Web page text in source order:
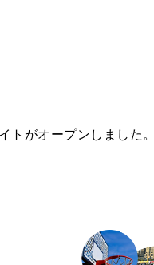
トがオープンしました。